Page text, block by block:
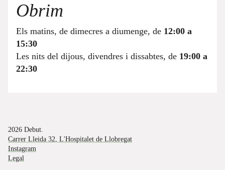
Obrim
Els matins, de dimecres a diumenge, de 12:00 a
15:30
Les nits del dijous, divendres i dissabtes, de 19:00 a
22:30
2026 Debut.
Carrer Lleida 32, L'Hospitalet de Llobregat
Instagram
Legal